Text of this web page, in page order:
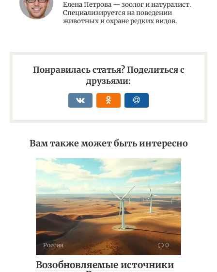
Елена Петрова — зоолог и натуралист.
Специализируется на поведении
животных и охране редких видов.
Понравилась статья? Поделиться с
друзьями:
Вам также может быть интересно
Россия 0
Возобновляемые источники